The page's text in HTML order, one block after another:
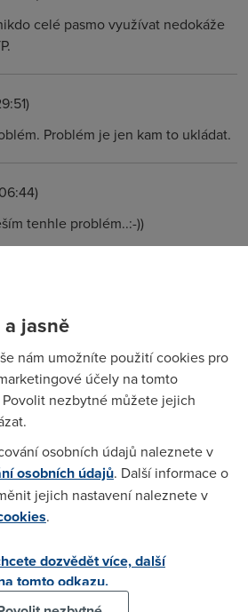
celé pasmo využívat nedokáže
Problém je jen kam to ukládat.
tenhle problém..:-))
ochranu zákaznických služeb.
zabránit tomu, aby méně než 1 %
stažených dat a
omezovalo výkon sítě na úkor
Českých radiokomunikací. Tyto
bez zvýšení ceny. „To znamená, že
klientům ochránit stabilní výkon
Uživatelům, kteří přesáhnou
dat, bude pouze dočasně
stránky či používat e-mail. Za
si České radiokomunikace
jasně
nám umožníte použití cookies pro
účely na tomto
nezbytné můžete jejich
osobních údajů naleznete v
osobních údajů. Další informace o
jejich nastavení naleznete v
.
dozvědět více, další
tomto odkazu.